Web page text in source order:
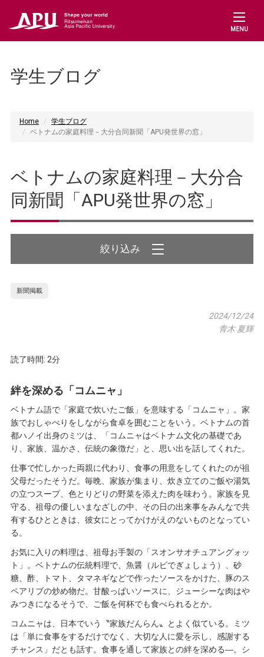
MENU
学生ブログ
Home
学生ブログ
ベトナムの家庭料理－大分合同新聞「APU発世界の窓」
ベトナムの家庭料理－大分合
同新聞「APU発世界の窓」
絞り込み
新聞掲載
2024/12/24
青木 夏輝
読了時間: 2分
絆を深める「コムニャ」
ベトナム語で「家庭で炊いたご飯」を意味する「コムニャ」。家
族でおしゃべりをしながら食卓を囲むことをいう。ベトナムの首
都ハノイ出身のミツは、「コムニャはベトナム文化の基礎であ
り、家族、温かさ、伝統の象徴だ」と、思い出を話してくれた。
仕事で忙しかった両親に代わり、食事の用意をしてくれたのが祖
父母だったそうだ。毎晩、家族が集まり、炊き立てのご飯や湯気
の立つスープ、色とりどりの野菜を添えた肉を味わう。家族を見
守る、祖母の優しいまなざしの中、その日の出来事をみんなで共
有するひとときは、彼女にとってかけがえのないものとなってい
る。
お気に入りの料理は、祖母お手製の「スオンサオチュアングォッ
ト」。ベトナムの伝統料理で、魚醤（ルビでぎょしょう）、砂
糖、酢、トマト、タマネギなどで作ったソースをかけた、豚のス
ペアリブの炒め物だ。甘酸っぱいソースに、ジューシーな肉はや
みつきになるそうで、ご飯を何杯でも食べられるとか。
コムニャは、日本でいう〝家族だんらん〟とよく似ている。ミツ
は「単に食事をするだけでなく、大切な人に愛を示し、感謝する
チャンス」だとも話す。食事を通して家族との絆を深める―。シ